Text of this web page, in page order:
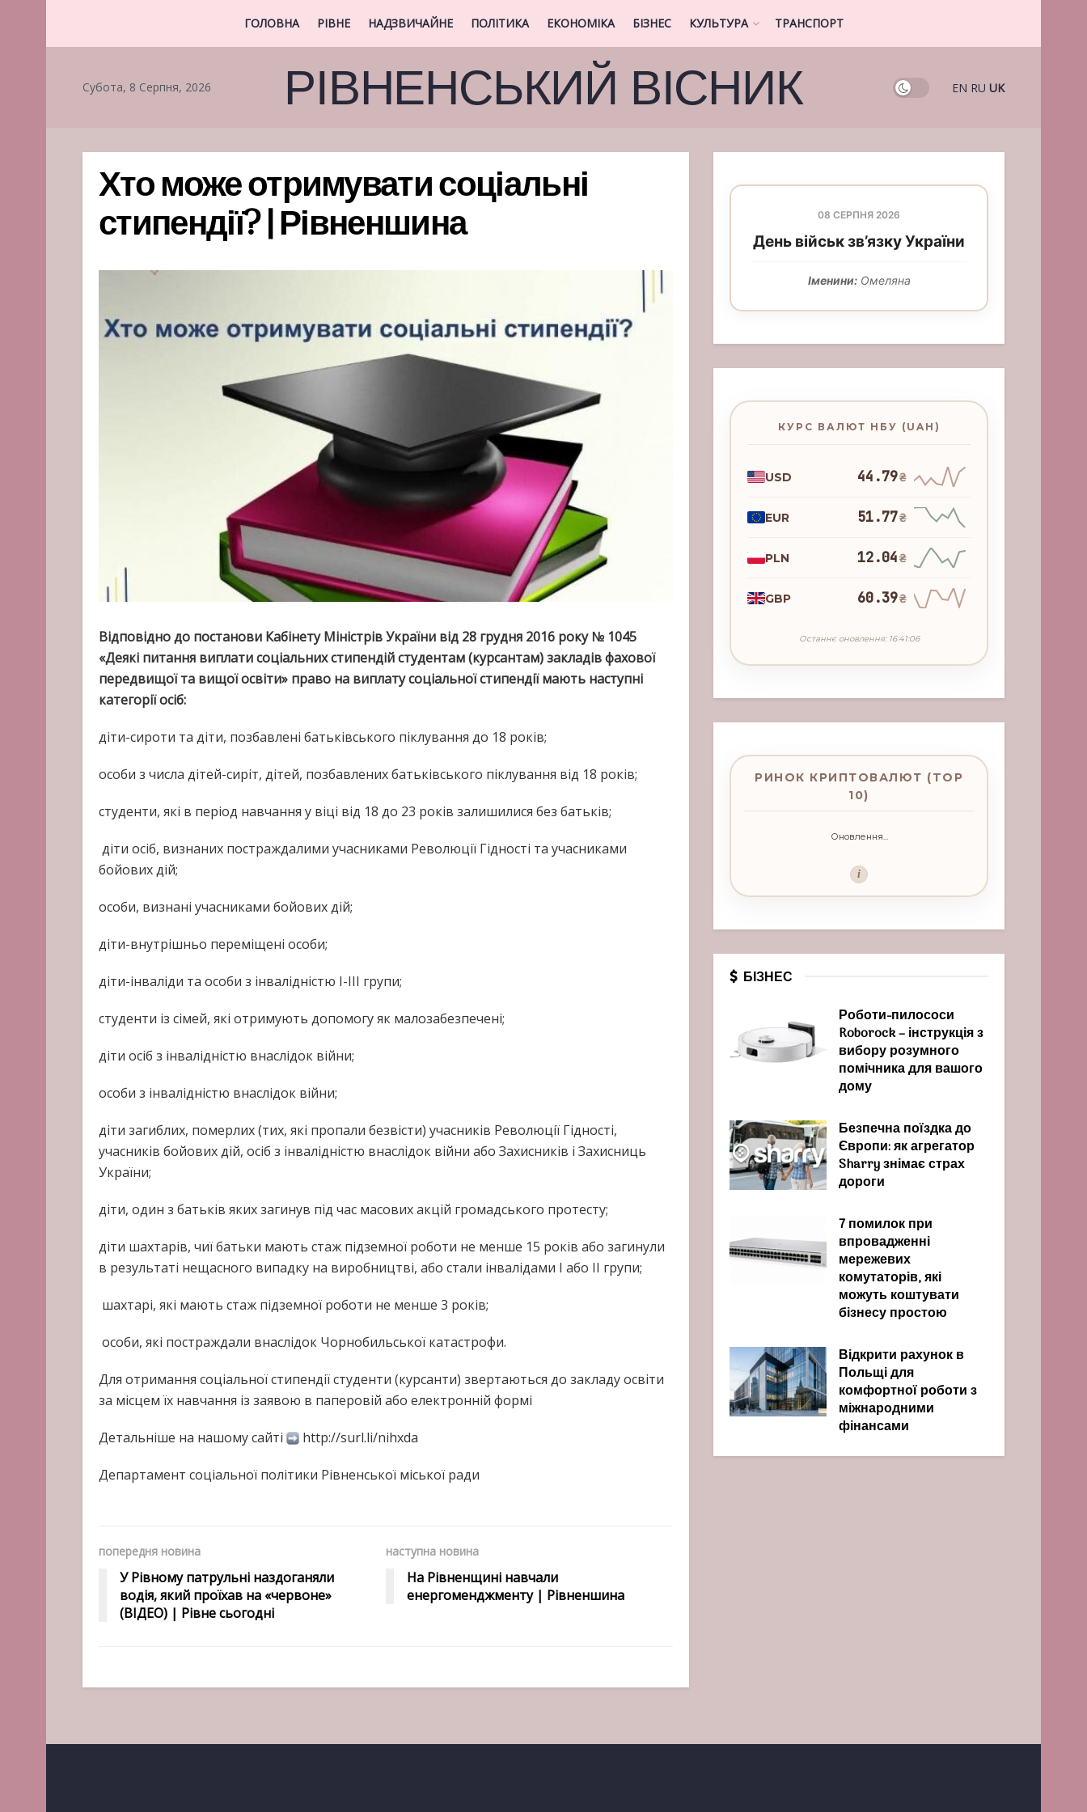
ГОЛОВНА РІВНЕ НАДЗВИЧАЙНЕ ПОЛІТИКА ЕКОНОМІКА БІЗНЕС КУЛЬТУРА ТРАНСПОРТ
Субота, 8 Серпня, 2026 РІВНЕНСЬКИЙ ВІСНИК EN RU UK
Хто може отримувати соціальні
стипендії? | Рівненшина
Відповідно до постанови Кабінету Міністрів України від 28 грудня 2016 року № 1045
«Деякі питання виплати соціальних стипендій студентам (курсантам) закладів фахової
передвищої та вищої освіти» право на виплату соціальної стипендії мають наступні
категорії осіб:
діти-сироти та діти, позбавлені батьківського піклування до 18 років;
особи з числа дітей-сиріт, дітей, позбавлених батьківського піклування від 18 років;
студенти, які в період навчання у віці від 18 до 23 років залишилися без батьків;
діти осіб, визнаних постраждалими учасниками Революції Гідності та учасниками
бойових дій;
особи, визнані учасниками бойових дій;
діти-внутрішньо переміщені особи;
діти-інваліди та особи з інвалідністю I-III групи;
студенти із сімей, які отримують допомогу як малозабезпечені;
діти осіб з інвалідністю внаслідок війни;
особи з інвалідністю внаслідок війни;
діти загиблих, померлих (тих, які пропали безвісти) учасників Революції Гідності,
учасників бойових дій, осіб з інвалідністю внаслідок війни або Захисників і Захисниць
України;
діти, один з батьків яких загинув під час масових акцій громадського протесту;
діти шахтарів, чиї батьки мають стаж підземної роботи не менше 15 років або загинули
в результаті нещасного випадку на виробництві, або стали інвалідами I або II групи;
шахтарі, які мають стаж підземної роботи не менше 3 років;
особи, які постраждали внаслідок Чорнобильської катастрофи.
Для отримання соціальної стипендії студенти (курсанти) звертаються до закладу освіти
за місцем їх навчання із заявою в паперовій або електронній формі
Детальніше на нашому сайті http://surl.li/nihxda
Департамент соціальної політики Рівненської міської ради
попередня новина
У Рівному патрульні наздоганяли
водія, який проїхав на «червоне»
(ВІДЕО) | Рівне сьогодні
наступна новина
На Рівненщині навчали
енергоменджменту | Рівненшина
08 СЕРПНЯ 2026
День військ зв’язку України
Іменини:Омеляна
КУРС ВАЛЮТ НБУ (UAH)
USD 44.79₴
EUR 51.77₴
PLN 12.04₴
GBP 60.39₴
Останнє оновлення: 16:41:06
РИНОК КРИПТОВАЛЮТ (TOP
10)
Оновлення...
i
БІЗНЕС
Роботи-пилососи
Roborock – інструкція з
вибору розумного
помічника для вашого
дому
Безпечна поїздка до
Європи: як агрегатор
Sharry знімає страх
дороги
7 помилок при
впровадженні
мережевих
комутаторів, які
можуть коштувати
бізнесу простою
Відкрити рахунок в
Польщі для
комфортної роботи з
міжнародними
фінансами